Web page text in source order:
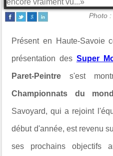
Photo :
Présent en Haute-Savoie
présentation des Super
Paret-Peintres'est
Championnats du
Savoyard, qui a rejoint
début d'année, est revenu
ses prochains objectifs